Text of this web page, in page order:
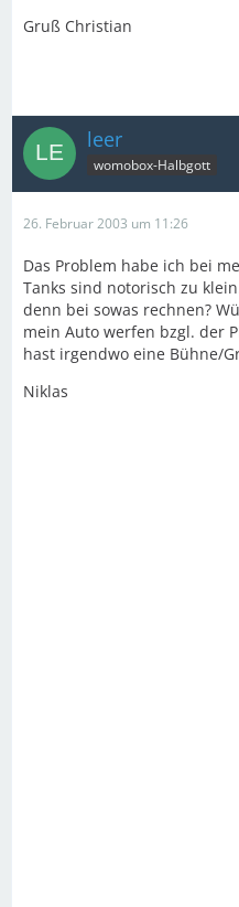
Gruß Christian
leer
womobox-Halbgott
26. Februar 2003 um 11:26
Das Problem habe ich bei
Tanks sind notorisch zu
denn bei sowas rechnen?
mein Auto werfen bzgl. der
hast irgendwo eine Bühne/
Niklas